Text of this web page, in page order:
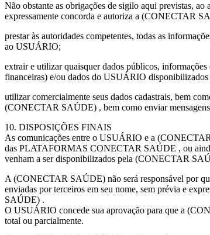
Não obstante as obrigações de sigilo aqui previstas,
expressamente concorda e autoriza a (CONECTAR
prestar às autoridades competentes, todas as
ao USUÁRIO;
extrair e utilizar quaisquer dados públicos,
financeiras) e/ou dados do USUÁRIO disponibilizados
utilizar comercialmente seus dados cadastrais, bem
(CONECTAR SAÚDE) , bem como enviar
10. DISPOSIÇÕES FINAIS
As comunicações entre o USUÁRIO e a
das PLATAFORMAS CONECTAR SAÚDE , ou
venham a ser disponibilizados pela (CONECTAR
A (CONECTAR SAÚDE) não será responsável por
enviadas por terceiros em seu nome, sem prévia e
SAÚDE) .
O USUÁRIO concede sua aprovação para que a
total ou parcialmente.